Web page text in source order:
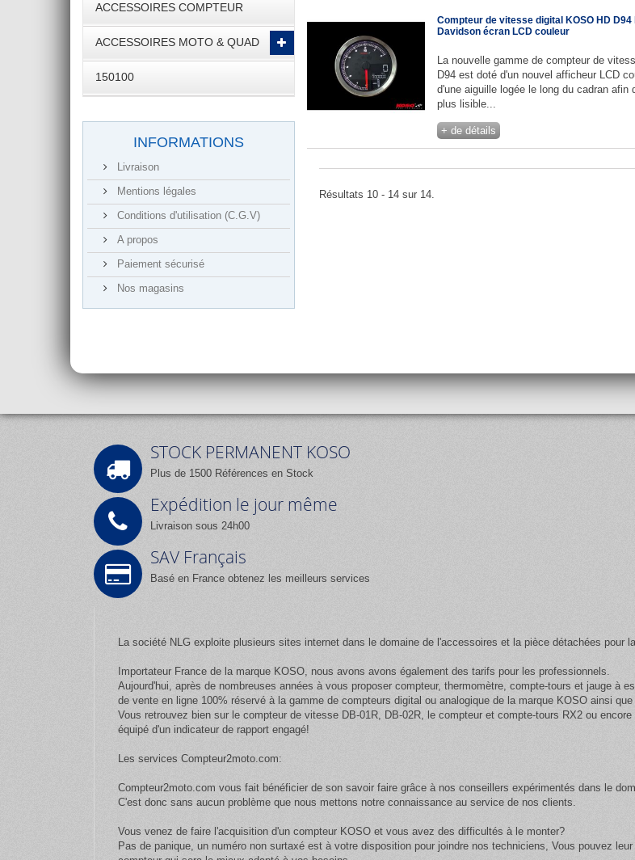
ACCESSOIRES COMPTEUR
ACCESSOIRES MOTO & QUAD
150100
INFORMATIONS
Livraison
Mentions légales
Conditions d'utilisation (C.G.V)
A propos
Paiement sécurisé
Nos magasins
Compteur de vitesse digital KOSO HD D94
Davidson écran LCD couleur
La nouvelle gamme de compteur de
D94 est doté d'un nouvel afficheur LCD
d'une aiguille logée le long du cadran afin
plus lisible...
+ de détails
Résultats 10 - 14 sur 14.
STOCK PERMANENT KOSO
Plus de 1500 Références en Stock
Expédition le jour même
Livraison sous 24h00
SAV Français
Basé en France obtenez les meilleurs services
La société NLG exploite plusieurs sites internet dans le domaine de l'accessoires et la pièce détachées pour
Importateur France de la marque KOSO, nous avons avons également des tarifs pour les professionnels.
Aujourd'hui, après de nombreuses années à vous proposer compteur, thermomètre, compte-tours et jauge à
de vente en ligne 100% réservé à la gamme de compteurs digital ou analogique de la marque KOSO ainsi que
Vous retrouvez bien sur le compteur de vitesse DB-01R, DB-02R, le compteur et compte-tours RX2 ou
équipé d'un indicateur de rapport engagé!
Les services Compteur2moto.com:
Compteur2moto.com vous fait bénéficier de son savoir faire grâce à nos conseillers expérimentés dans le
C'est donc sans aucun problème que nous mettons notre connaissance au service de nos clients.
Vous venez de faire l'acquisition d'un compteur KOSO et vous avez des difficultés à le monter?
Pas de panique, un numéro non surtaxé est à votre disposition pour joindre nos techniciens, Vous pouvez